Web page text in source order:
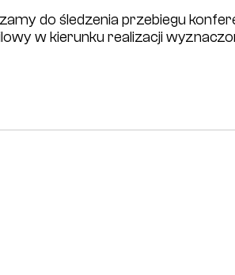
do śledzenia przebiegu
w kierunku realizacji